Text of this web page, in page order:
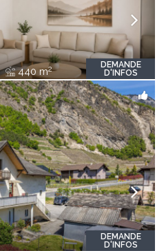
440 m2
DEMANDE
D'INFOS
DEMANDE
D'INFOS